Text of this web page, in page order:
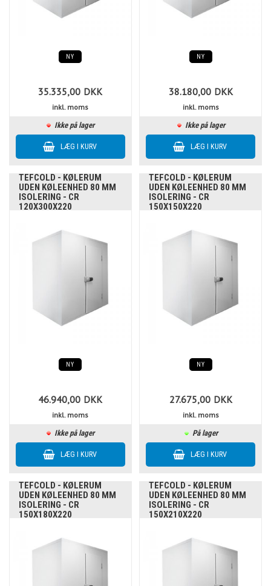
NY
35.335,00 DKK
inkl. moms
Ikke på lager
NY
38.180,00 DKK
inkl. moms
Ikke på lager
TEFCOLD - KØLERUM
UDEN KØLEENHED 80 MM
ISOLERING - CR
120X300X220
NY
46.940,00 DKK
inkl. moms
Ikke på lager
TEFCOLD - KØLERUM
UDEN KØLEENHED 80 MM
ISOLERING - CR
150X150X220
NY
27.675,00 DKK
inkl. moms
På lager
TEFCOLD - KØLERUM
UDEN KØLEENHED 80 MM
ISOLERING - CR
150X180X220
TEFCOLD - KØLERUM
UDEN KØLEENHED 80 MM
ISOLERING - CR
150X210X220